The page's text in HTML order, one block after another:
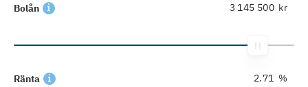
Bolån kr
Ränta %